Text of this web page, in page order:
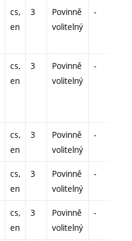
cs,
en
3
Povinně
volitelný
-
cs,
en
3
Povinně
volitelný
-
cs,
en
3
Povinně
volitelný
-
cs,
en
3
Povinně
volitelný
-
cs,
en
3
Povinně
volitelný
-